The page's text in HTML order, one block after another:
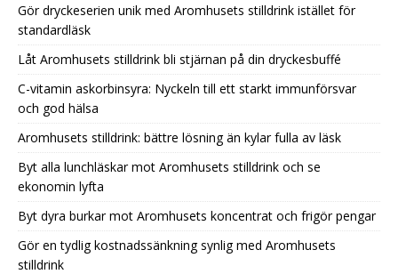
Gör dryckeserien unik med Aromhusets stilldrink istället för
standardläsk
Låt Aromhusets stilldrink bli stjärnan på din dryckesbuffé
C-vitamin askorbinsyra: Nyckeln till ett starkt immunförsvar
och god hälsa
Aromhusets stilldrink: bättre lösning än kylar fulla av läsk
Byt alla lunchläskar mot Aromhusets stilldrink och se
ekonomin lyfta
Byt dyra burkar mot Aromhusets koncentrat och frigör pengar
Gör en tydlig kostnadssänkning synlig med Aromhusets
stilldrink